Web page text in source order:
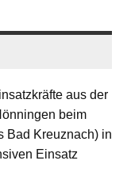
aus der
beim
Bad Kreuznach) in
Einsatz